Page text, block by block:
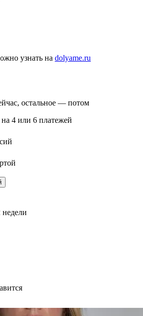
узнать на dolyame.ru
остальное — потом
4 или 6 платежей